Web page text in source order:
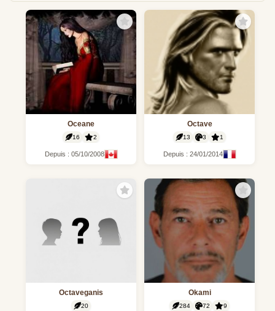
Oceane
16 2
Depuis : 05/10/2008
Octave
13 3 1
Depuis : 24/01/2014
Octaveganis
20
Okami
284 72 9